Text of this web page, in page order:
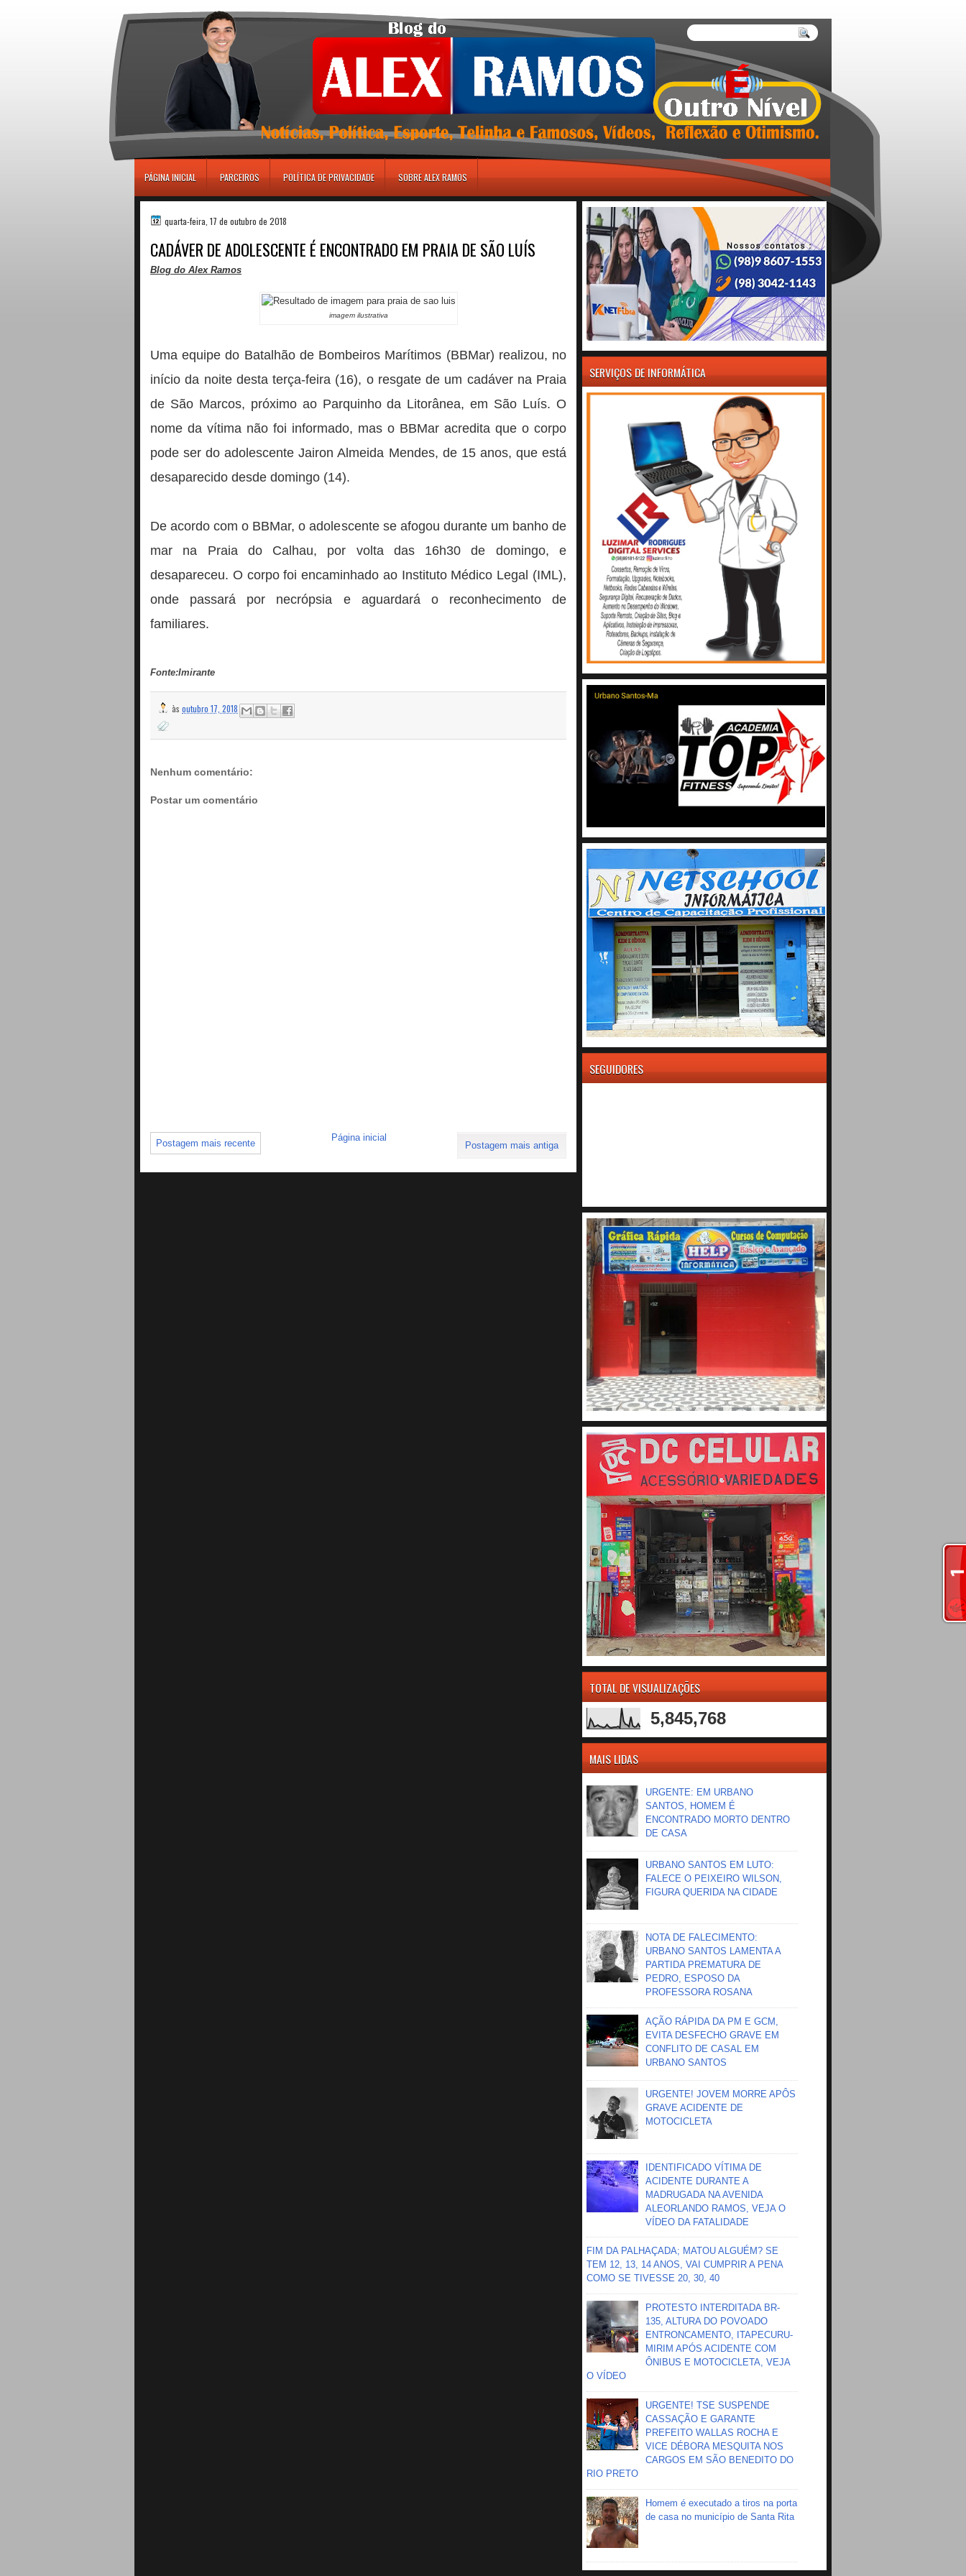
PÁGINA INICIAL PARCEIROS POLÍTICA DE PRIVACIDADE SOBRE ALEX RAMOS
quarta-feira, 17 de outubro de 2018
CADÁVER DE ADOLESCENTE É ENCONTRADO EM PRAIA DE SÃO LUÍS
Blog do Alex Ramos
imagem ilustrativa
Uma equipe do Batalhão de Bombeiros Marítimos (BBMar) realizou, no
início da noite desta terça-feira (16), o resgate de um cadáver na Praia
de São Marcos, próximo ao Parquinho da Litorânea, em São Luís. O
nome da vítima não foi informado, mas o BBMar acredita que o corpo
pode ser do adolescente Jairon Almeida Mendes, de 15 anos, que está
desaparecido desde domingo (14).
De acordo com o BBMar, o adolescente se afogou durante um banho de
mar na Praia do Calhau, por volta das 16h30 de domingo, e
desapareceu. O corpo foi encaminhado ao Instituto Médico Legal (IML),
onde passará por necrópsia e aguardará o reconhecimento de
familiares.
Fonte:Imirante
às outubro 17, 2018
Nenhum comentário:
Postar um comentário
Postagem mais recente Postagem mais antiga
Página inicial
SERVIÇOS DE INFORMÁTICA
SEGUIDORES
TOTAL DE VISUALIZAÇÕES
5,845,768
MAIS LIDAS
URGENTE: EM URBANO
SANTOS, HOMEM É
ENCONTRADO MORTO DENTRO
DE CASA
URBANO SANTOS EM LUTO:
FALECE O PEIXEIRO WILSON,
FIGURA QUERIDA NA CIDADE
NOTA DE FALECIMENTO:
URBANO SANTOS LAMENTA A
PARTIDA PREMATURA DE
PEDRO, ESPOSO DA
PROFESSORA ROSANA
AÇÃO RÁPIDA DA PM E GCM,
EVITA DESFECHO GRAVE EM
CONFLITO DE CASAL EM
URBANO SANTOS
URGENTE! JOVEM MORRE APÔS
GRAVE ACIDENTE DE
MOTOCICLETA
IDENTIFICADO VÍTIMA DE
ACIDENTE DURANTE A
MADRUGADA NA AVENIDA
ALEORLANDO RAMOS, VEJA O
VÍDEO DA FATALIDADE
FIM DA PALHAÇADA; MATOU ALGUÉM? SE
TEM 12, 13, 14 ANOS, VAI CUMPRIR A PENA
COMO SE TIVESSE 20, 30, 40
PROTESTO INTERDITADA BR-
135, ALTURA DO POVOADO
ENTRONCAMENTO, ITAPECURU-
MIRIM APÓS ACIDENTE COM
ÔNIBUS E MOTOCICLETA, VEJA
O VÍDEO
URGENTE! TSE SUSPENDE
CASSAÇÃO E GARANTE
PREFEITO WALLAS ROCHA E
VICE DÉBORA MESQUITA NOS
CARGOS EM SÃO BENEDITO DO
RIO PRETO
Homem é executado a tiros na porta
de casa no município de Santa Rita